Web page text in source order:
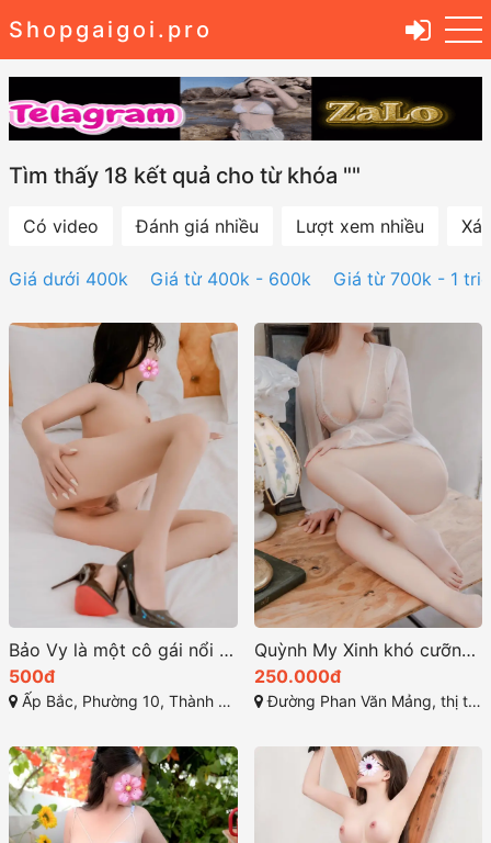
Shopgaigoi.pro
Tìm thấy 18 kết quả cho từ khóa ""
Có video Đánh giá nhiều Lượt xem nhiều
Giá dưới 400k Giá từ 400k - 600k Giá từ 700k - 1
Bảo Vy là một cô gái nổi bật với vẻ đẹp mê hoặc
500đ
Ấp Bắc, Phường 10, Thành phố Mỹ Tho, Tiền Giang
Quỳnh My Xinh khó cưỡng – body ngon
250.000đ
Đường Phan Văn Mảng, thị trấn Bến Lức, Bến Lức, Long An